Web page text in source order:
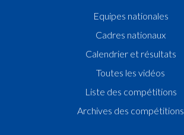
Equipes nationales
Cadres nationaux
Calendrier et résultats
Toutes les vidéos
Liste des compétitions
Archives des compétitions